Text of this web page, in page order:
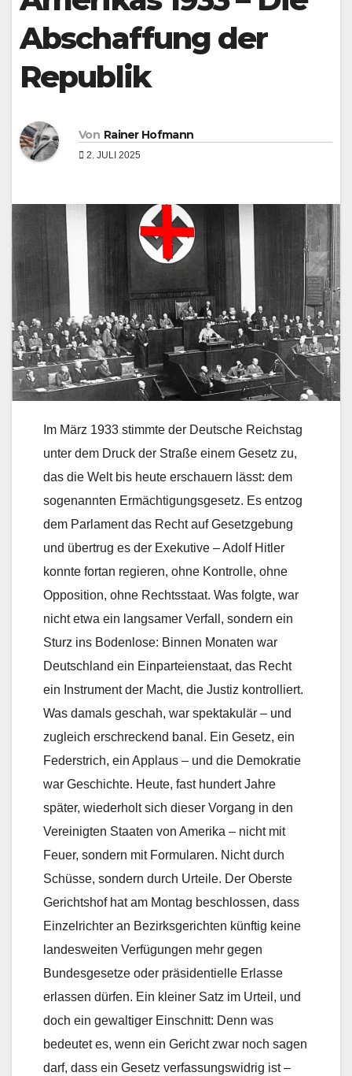
Abschaffung der
Republik
Von Rainer Hofmann
2. JULI 2025
Im März 1933 stimmte der Deutsche Reichstag
unter dem Druck der Straße einem Gesetz zu,
das die Welt bis heute erschauern lässt: dem
sogenannten Ermächtigungsgesetz. Es entzog
dem Parlament das Recht auf Gesetzgebung
und übertrug es der Exekutive – Adolf Hitler
konnte fortan regieren, ohne Kontrolle, ohne
Opposition, ohne Rechtsstaat. Was folgte, war
nicht etwa ein langsamer Verfall, sondern ein
Sturz ins Bodenlose: Binnen Monaten war
Deutschland ein Einparteienstaat, das Recht
ein Instrument der Macht, die Justiz kontrolliert.
Was damals geschah, war spektakulär – und
zugleich erschreckend banal. Ein Gesetz, ein
Federstrich, ein Applaus – und die Demokratie
war Geschichte. Heute, fast hundert Jahre
später, wiederholt sich dieser Vorgang in den
Vereinigten Staaten von Amerika – nicht mit
Feuer, sondern mit Formularen. Nicht durch
Schüsse, sondern durch Urteile. Der Oberste
Gerichtshof hat am Montag beschlossen, dass
Einzelrichter an Bezirksgerichten künftig keine
landesweiten Verfügungen mehr gegen
Bundesgesetze oder präsidentielle Erlasse
erlassen dürfen. Ein kleiner Satz im Urteil, und
doch ein gewaltiger Einschnitt: Denn was
bedeutet es, wenn ein Gericht zwar noch sagen
darf, dass ein Gesetz verfassungswidrig ist –